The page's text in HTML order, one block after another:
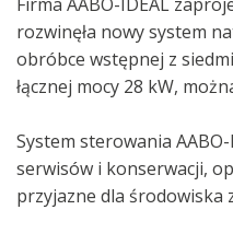
rozwinęła nowy system
obróbce wstępnej z
łącznej mocy 28 kW,
System sterowania
serwisów i konserwacji,
przyjazne dla środowiska